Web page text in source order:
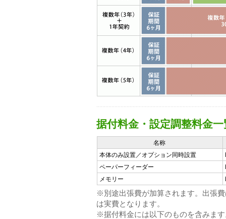
据付料金・設定調整料金一
名称
本体のみ設置／オプション同時設置
ペーパーフィーダー
メモリー
※別途出張費が加算されます。出張
は実費となります。
※据付料金には以下のものを含みま